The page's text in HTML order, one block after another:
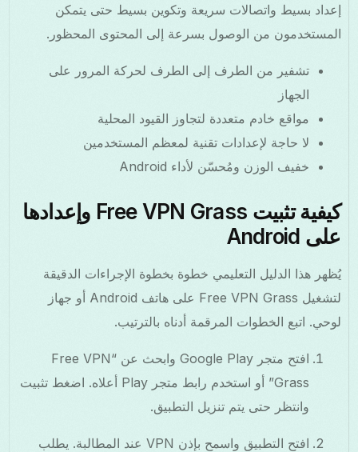
إعداد بسيط واتصالات سريعة وتكوين بسيط حتى يتمكن
المستخدمون من الوصول بسرعة إلى المحتوى المحظور.
تشفير من الطرف إلى الطرف لحركة المرور على
الجهاز
مواقع خادم متعددة لتجاوز القيود المحلية
لا حاجة لإعدادات تقنية لمعظم المستخدمين
خفيف الوزن ومُحسّن لأداء Android
كيفية تثبيت Free VPN Grass وإعدادها
على Android
يُظهر هذا الدليل التعليمي خطوة بخطوة الإجراءات الدقيقة
لتشغيل Free VPN Grass على هاتف Android أو جهاز
لوحي. اتبع الخطوات المرقمة أدناه بالترتيب.
افتح متجر Google Play وابحث عن “Free VPN
Grass” أو استخدم رابط متجر Play أعلاه. اضغط تثبيت
وانتظر حتى يتم تنزيل التطبيق.
افتح التطبيق واسمح بإذن VPN عند المطالبة. يطلب